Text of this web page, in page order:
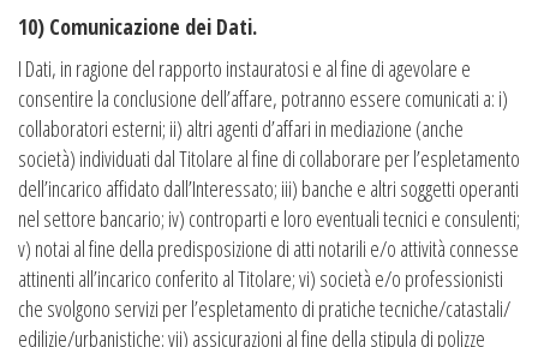
10) Comunicazione dei Dati.
I Dati, in ragione del rapporto instauratosi e al fine di agevolare e
consentire la conclusione dell’affare, potranno essere comunicati a: i)
collaboratori esterni; ii) altri agenti d’affari in mediazione (anche
società) individuati dal Titolare al fine di collaborare per l’espletamento
dell’incarico affidato dall’Interessato; iii) banche e altri soggetti operanti
nel settore bancario; iv) controparti e loro eventuali tecnici e consulenti;
v) notai al fine della predisposizione di atti notarili e/o attività connesse
attinenti all’incarico conferito al Titolare; vi) società e/o professionisti
che svolgono servizi per l’espletamento di pratiche tecniche/catastali/
edilizie/urbanistiche; vii) assicurazioni al fine della stipula di polizze